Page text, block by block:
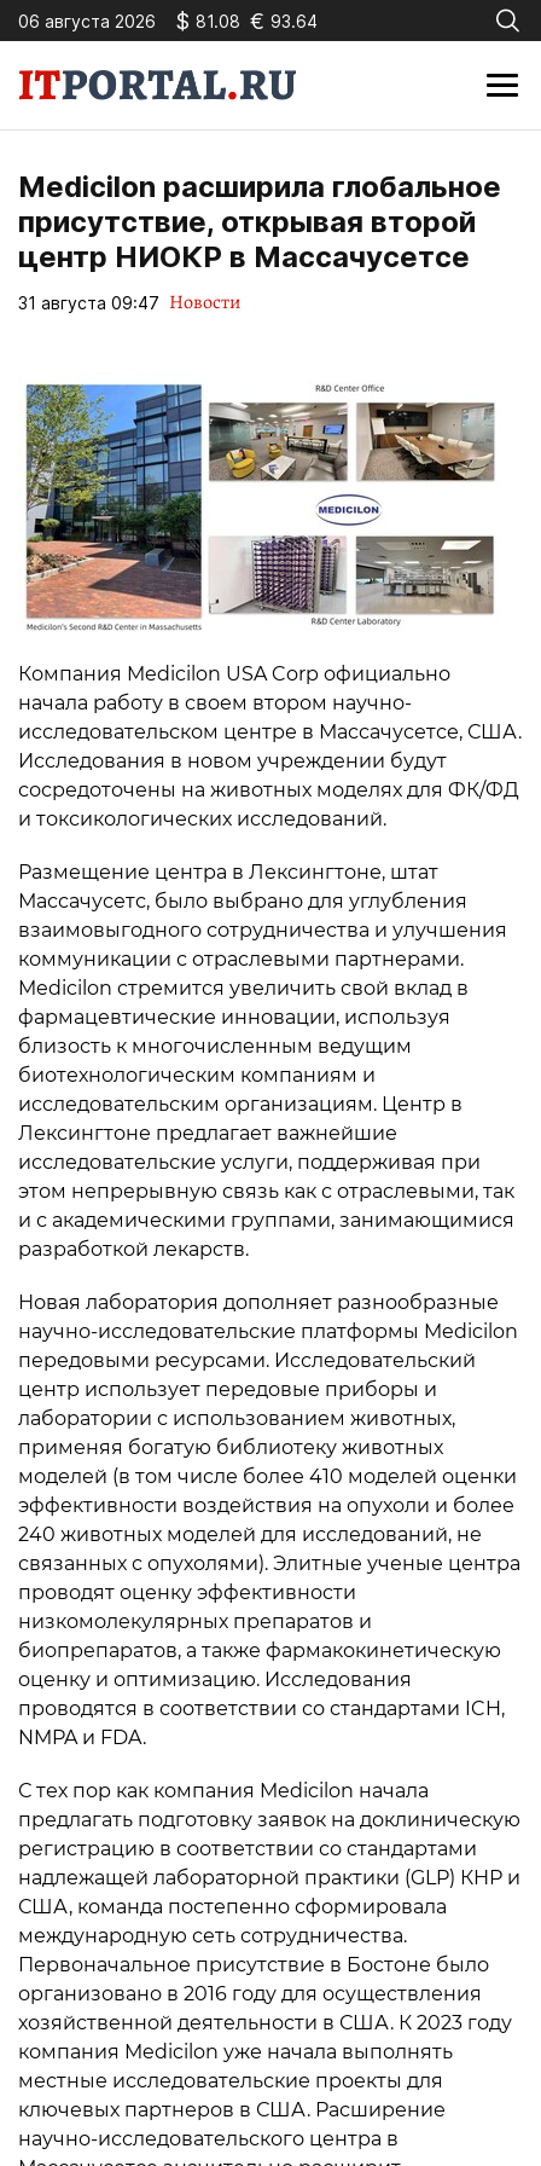
06 августа 2026 $ 81.08 € 93.64
Medicilon расширила глобальное
присутствие, открывая второй
центр НИОКР в Массачусетсе
31 августа 09:47 Новости
Компания Medicilon USA Corp официально
начала работу в своем втором научно-
исследовательском центре в Массачусетсе, США.
Исследования в новом учреждении будут
сосредоточены на животных моделях для ФК/ФД
и токсикологических исследований.
Размещение центра в Лексингтоне, штат
Массачусетс, было выбрано для углубления
взаимовыгодного сотрудничества и улучшения
коммуникации с отраслевыми партнерами.
Medicilon стремится увеличить свой вклад в
фармацевтические инновации, используя
близость к многочисленным ведущим
биотехнологическим компаниям и
исследовательским организациям. Центр в
Лексингтоне предлагает важнейшие
исследовательские услуги, поддерживая при
этом непрерывную связь как с отраслевыми, так
и с академическими группами, занимающимися
разработкой лекарств.
Новая лаборатория дополняет разнообразные
научно-исследовательские платформы Medicilon
передовыми ресурсами. Исследовательский
центр использует передовые приборы и
лаборатории с использованием животных,
применяя богатую библиотеку животных
моделей (в том числе более 410 моделей оценки
эффективности воздействия на опухоли и более
240 животных моделей для исследований, не
связанных с опухолями). Элитные ученые центра
проводят оценку эффективности
низкомолекулярных препаратов и
биопрепаратов, а также фармакокинетическую
оценку и оптимизацию. Исследования
проводятся в соответствии со стандартами ICH,
NMPA и FDA.
С тех пор как компания Medicilon начала
предлагать подготовку заявок на доклиническую
регистрацию в соответствии со стандартами
надлежащей лабораторной практики (GLP) КНР и
США, команда постепенно сформировала
международную сеть сотрудничества.
Первоначальное присутствие в Бостоне было
организовано в 2016 году для осуществления
хозяйственной деятельности в США. К 2023 году
компания Medicilon уже начала выполнять
местные исследовательские проекты для
ключевых партнеров в США. Расширение
научно-исследовательского центра в